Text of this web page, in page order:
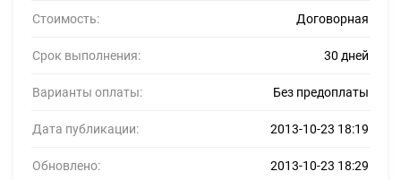
Стоимость: Договорная
Срок выполнения: 30 дней
Варианты оплаты: Без предоплаты
Дата публикации: 2013-10-23 18:19
Обновлено: 2013-10-23 18:29